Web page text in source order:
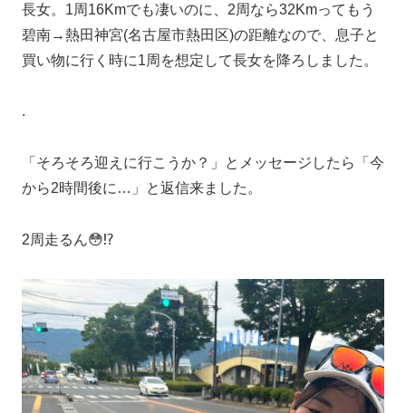
長女。1周16Kmでも凄いのに、2周なら32Kmってもう
碧南→熱田神宮(名古屋市熱田区)の距離なので、息子と
買い物に行く時に1周を想定して長女を降ろしました。
.
「そろそろ迎えに行こうか？」とメッセージしたら「今
から2時間後に…」と返信来ました。
2周走るん😳⁉️